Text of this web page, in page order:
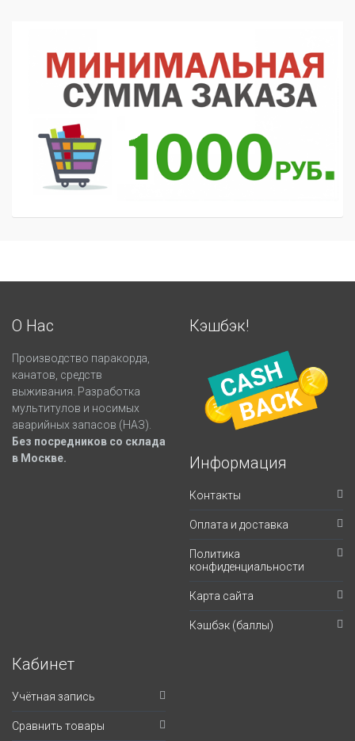
О Нас
Производство паракорда,
канатов, средств
выживания. Разработка
мультитулов и носимых
аварийных запасов (НАЗ).
Без посредников со склада
в Москве.
Кэшбэк!
Информация
Контакты
Оплата и доставка
Политика
конфиденциальности
Карта сайта
Кэшбэк (баллы)
Кабинет
Учётная запись
Сравнить товары